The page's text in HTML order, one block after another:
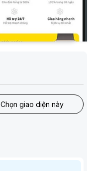
Chọn giao diện này